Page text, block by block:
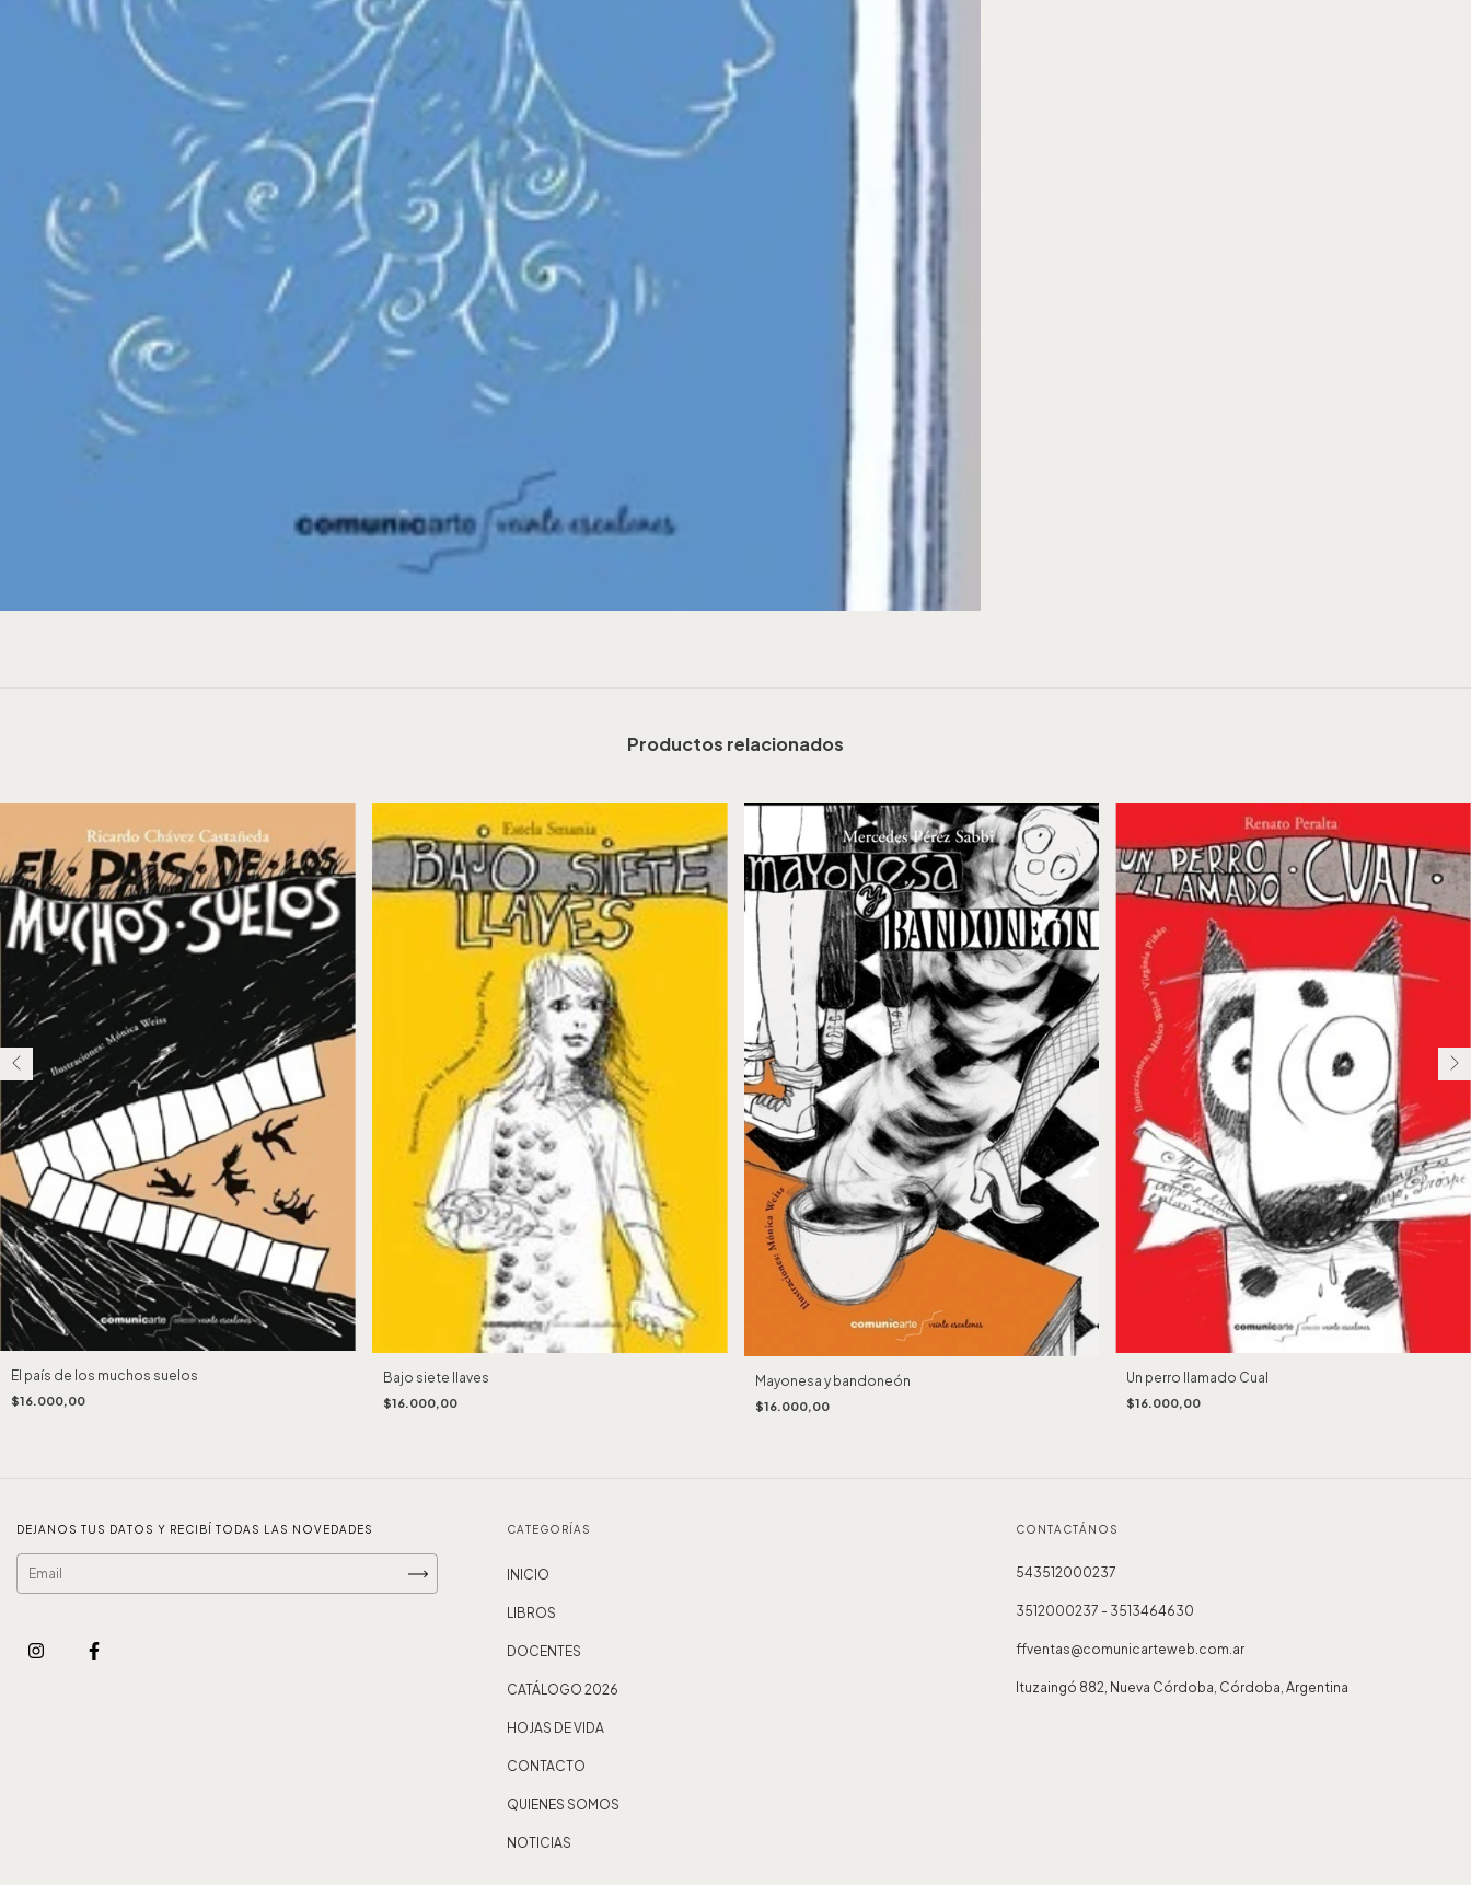
Productos relacionados
El país de los muchos suelos
$16.000,00
Bajo siete llaves
$16.000,00
Mayonesa y bandoneón
$16.000,00
Un perro llamado Cual
$16.000,00
DEJANOS TUS DATOS Y RECIBÍ TODAS LAS NOVEDADES CATEGORÍAS
INICIO
LIBROS
DOCENTES
CATÁLOGO 2026
HOJAS DE VIDA
CONTACTO
QUIENES SOMOS
NOTICIAS
CONTACTÁNOS
543512000237
3512000237 - 3513464630
ffventas@comunicarteweb.com.ar
Ituzaingó 882, Nueva Córdoba, Córdoba, Argentina